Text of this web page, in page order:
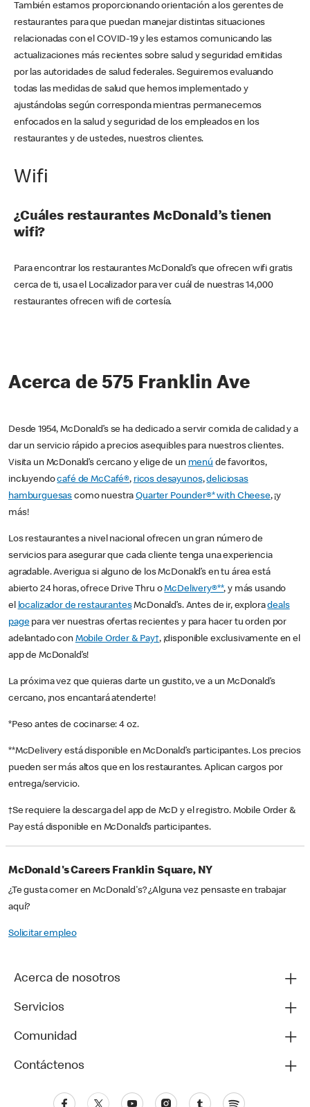
También estamos proporcionando orientación a los gerentes de
restaurantes para que puedan manejar distintas situaciones
relacionadas con el COVID-19 y les estamos comunicando las
actualizaciones más recientes sobre salud y seguridad emitidas
por las autoridades de salud federales. Seguiremos evaluando
todas las medidas de salud que hemos implementado y
ajustándolas según corresponda mientras permanecemos
enfocados en la salud y seguridad de los empleados en los
restaurantes y de ustedes, nuestros clientes.
Wifi
¿Cuáles restaurantes McDonald’s tienen
wifi?
Para encontrar los restaurantes McDonald’s que ofrecen wifi gratis
cerca de ti, usa el Localizador para ver cuál de nuestras 14,000
restaurantes ofrecen wifi de cortesía.
Acerca de 575 Franklin Ave
Desde 1954, McDonald’s se ha dedicado a servir comida de calidad y a
dar un servicio rápido a precios asequibles para nuestros clientes.
Visita un McDonald’s cercano y elige de un menú de favoritos,
incluyendocafé de McCafé®, ricos desayunos,deliciosas
hamburguesas como nuestraQuarter Pounder®* with Cheese, ¡y
más!
Los restaurantes a nivel nacional ofrecen un gran número de
servicios para asegurar que cada cliente tenga una experiencia
agradable. Averigua si alguno de los McDonald’s en tu área está
abierto 24 horas, ofrece Drive Thru oMcDelivery®**, y más usando
el localizador de restaurantesMcDonald’s. Antes de ir, exploradeals
pagepara ver nuestras ofertas recientes y para hacer tu orden por
adelantado con Mobile Order & Pay†, ¡disponible exclusivamente en el
app de McDonald’s!
La próxima vez que quieras darte un gustito, ve a un McDonald’s
cercano, ¡nos encantará atenderte!
*Peso antes de cocinarse: 4 oz.
**McDelivery está disponible en McDonald’s participantes. Los precios
pueden ser más altos que en los restaurantes. Aplican cargos por
entrega/servicio.
†Se requiere la descarga del app de McD y el registro. Mobile Order &
Pay está disponible en McDonald’s participantes.
McDonald's Careers Franklin Square, NY
¿Te gusta comer en McDonald's? ¿Alguna vez pensaste en trabajar
aquí?
Solicitar empleo
Acerca de nosotros
Servicios
Comunidad
Contáctenos